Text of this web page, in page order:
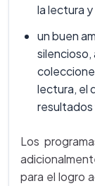
la lectura
un buen
silencioso,
lectura, el
resultados
Los
para el logro